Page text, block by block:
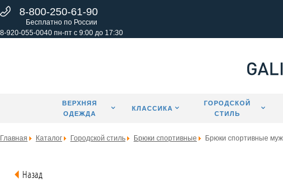
8-800-250-61-90
Бесплатно по России
8-920-055-0040 пн-пт с 9:00 до 17:30
ВЕРХНЯЯ
ОДЕЖДА
КЛАССИКА
ГОРОДСКОЙ
СТИЛЬ
Главная Каталог Городской стиль Брюки спортивные Брюки спортивные
Назад